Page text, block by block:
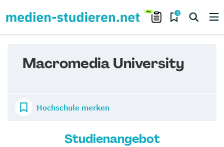
0
Macromedia University
Hochschule merken
Studienangebot